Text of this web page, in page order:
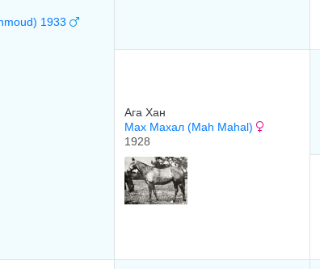
1933
Ага Хан
Маx Маxал (Mah Mahal)
1928